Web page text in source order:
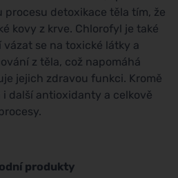
procesu detoxikace těla tím, že
kovy z krve. Chlorofyl je také
se na toxické látky a
z těla, což napomáhá
jejich zdravou funkci. Kromě
další antioxidanty a celkově
produkty